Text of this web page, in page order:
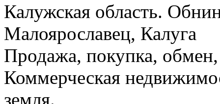
Калужская область.
Малоярославец, Калуга
Продажа, покупка, обмен,
Коммерческая
земля.